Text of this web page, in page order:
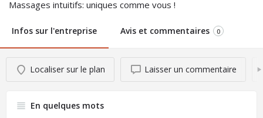
Massages intuitifs: uniques comme vous !
Infos sur l'entreprise Avis et commentaires 0
Localiser sur le plan Laisser un commentaire
En quelques mots